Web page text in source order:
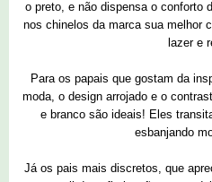
o preto, e não dispensa o conforto
nos chinelos da marca sua melhor
lazer e
Para os papais que gostam da
moda, o design arrojado e o
e branco são ideais! Eles
esbanjando
Já os pais mais discretos, que